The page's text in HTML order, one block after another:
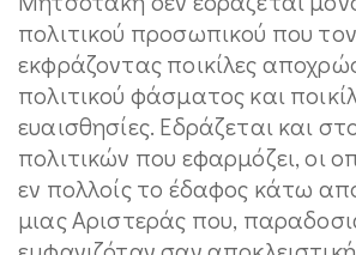
πολιτικού προσωπικού που
εκφράζοντας ποικίλες
πολιτικού φάσματος και
ευαισθησίες. Εδράζεται και
πολιτικών που εφαρμόζει, οι
εν πολλοίς το έδαφος κάτω
μιας Αριστεράς που,